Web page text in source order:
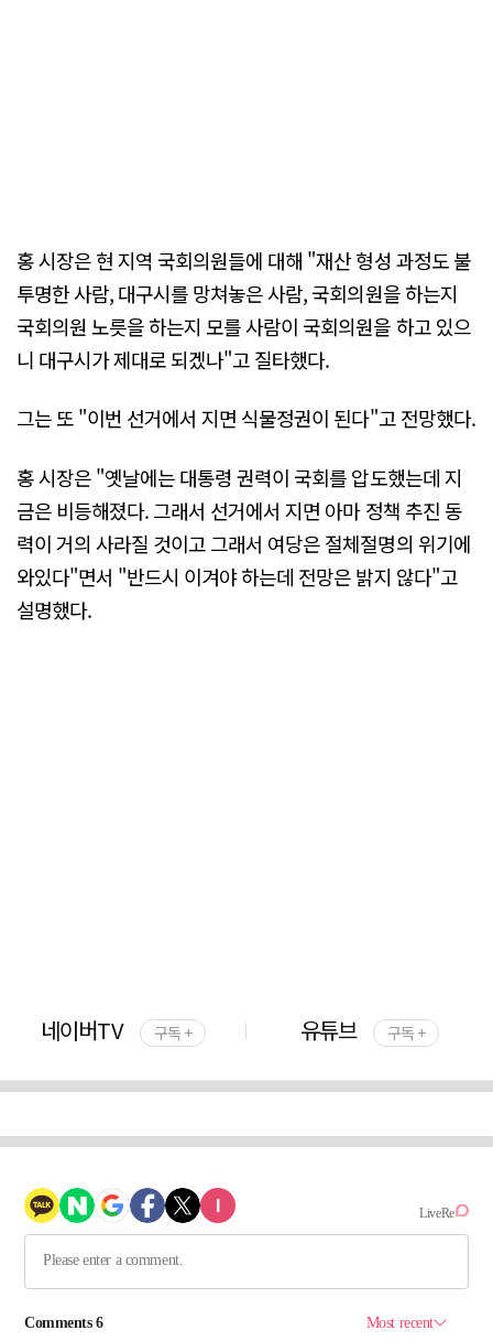
홍 시장은 현 지역 국회의원들에 대해 "재산 형성 과정도 불
투명한 사람, 대구시를 망쳐놓은 사람, 국회의원을 하는지
국회의원 노릇을 하는지 모를 사람이 국회의원을 하고 있으
니 대구시가 제대로 되겠나"고 질타했다.
그는 또 "이번 선거에서 지면 식물정권이 된다"고 전망했다.
홍 시장은 "옛날에는 대통령 권력이 국회를 압도했는데 지
금은 비등해졌다. 그래서 선거에서 지면 아마 정책 추진 동
력이 거의 사라질 것이고 그래서 여당은 절체절명의 위기에
와있다"면서 "반드시 이겨야 하는데 전망은 밝지 않다"고
설명했다.
네이버TV 구독 + 유튜브 구독 +